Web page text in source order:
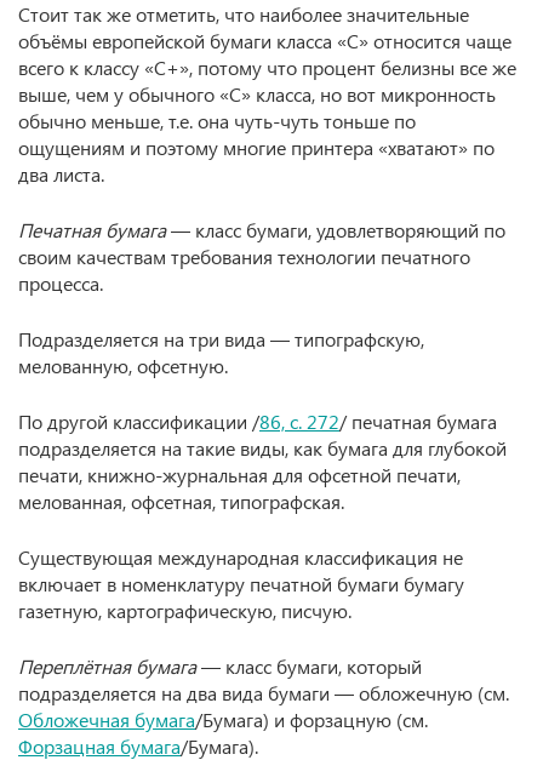
Стоит так же отметить, что наиболее значительные
объёмы европейской бумаги класса «С» относится чаще
всего к классу «С+», потому что процент белизны все же
выше, чем у обычного «С» класса, но вот микронность
обычно меньше, т.е. она чуть-чуть тоньше по
ощущениям и поэтому многие принтера «хватают» по
два листа.
Печатная бумага— класс бумаги, удовлетворяющий по
своим качествам требования технологии печатного
процесса.
Подразделяется на три вида — типографскую,
мелованную, офсетную.
По другой классификации /86, с. 272/ печатная бумага
подразделяется на такие виды, как бумага для глубокой
печати, книжно-журнальная для офсетной печати,
мелованная, офсетная, типографская.
Существующая международная классификация не
включает в номенклатуру печатной бумаги бумагу
газетную, картографическую, писчую.
Переплётная бумага— класс бумаги, который
подразделяется на два вида бумаги — обложечную (см.
Обложечная бумага/Бумага) и форзацную (см.
Форзацная бумага/Бумага).